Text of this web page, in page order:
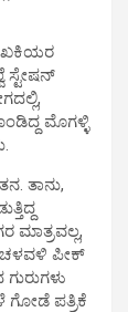
ಸ್ಟೇಷನ್
ಮೊಗಳ್ಳಿ
ತಾನು,
ಮಾತ್ರವಲ್ಲ,
ಚಳವಳಿ ಪೀಕ್
ಗೋಡೆ ಪತ್ರಿಕೆ